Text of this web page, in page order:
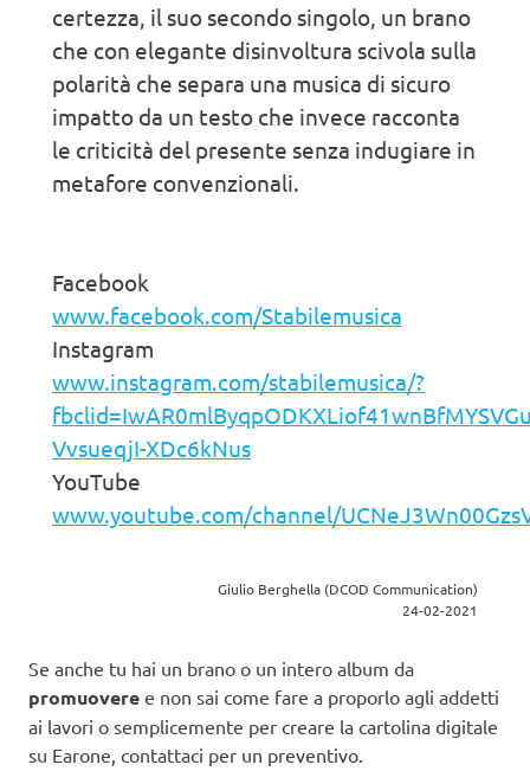
certezza, il suo secondo singolo, un brano
che con elegante disinvoltura scivola sulla
polarità che separa una musica di sicuro
impatto da un testo che invece racconta
le criticità del presente senza indugiare in
metafore convenzionali.
Facebook
www.facebook.com/Stabilemusica
Instagram
www.instagram.com/stabilemusica/?
VvsueqjI-XDc6kNus
YouTube
www.youtube.com/channel/
Giulio Berghella (DCOD Communication)
24-02-2021
Se anche tu hai un brano o un intero album da
promuovere e non sai come fare a proporlo agli addetti
ai lavori o semplicemente per creare la cartolina digitale
su Earone, contattaci per un preventivo.